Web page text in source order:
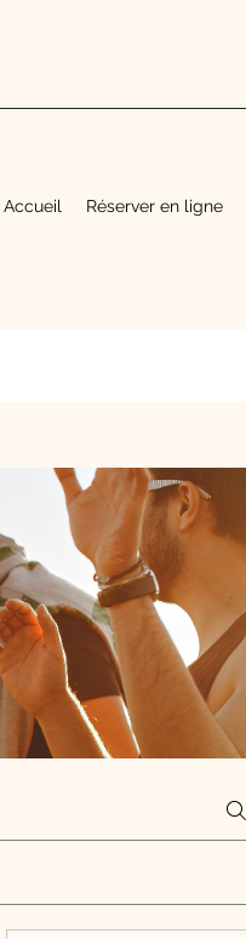
Accueil Réserver en ligne